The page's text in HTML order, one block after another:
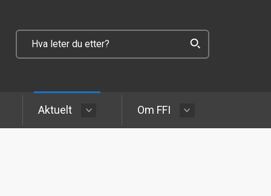
Aktuelt Om FFI